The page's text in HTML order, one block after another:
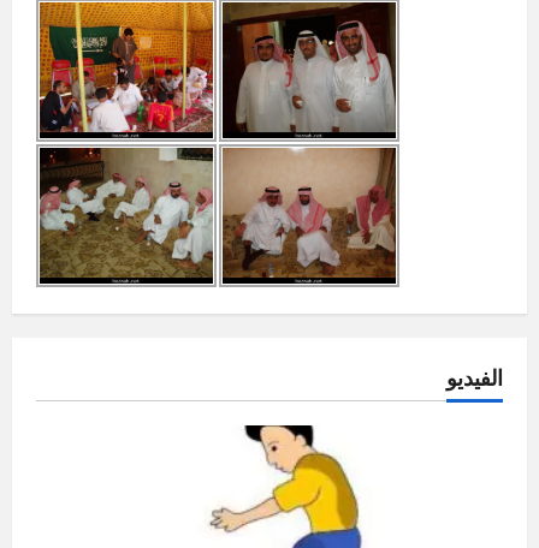
الفيديو